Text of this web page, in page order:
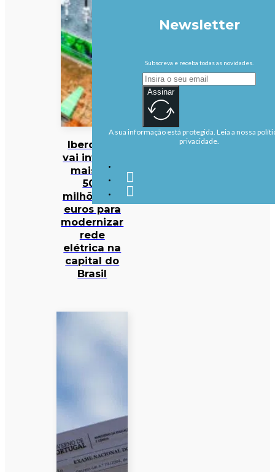
Iberdrola
vai investir
mais de
500
milhões de
euros para
modernizar
rede
elétrica na
capital do
Brasil
Newsletter
Subscreva e receba todas as novidades.
Assinar
A sua informação está protegida. Leia a nossa
privacidade.